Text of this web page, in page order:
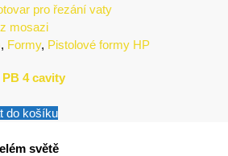
, Formy, Pistolové formy HP
PB 4 cavity
do košíku
světě